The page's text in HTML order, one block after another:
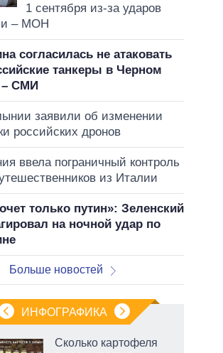
1 сентября из-за ударов
– МОН
согласилась не атаковать
танкеры в Черном
– СМИ
заявили об изменении
российских дронов
ввела пограничный контроль
из Италии
только путин»: Зеленский
на ночной удар по
Больше новостей
ИНФОГРАФИКА
Сколько картофеля